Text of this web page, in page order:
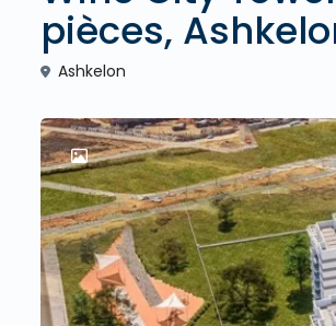
pièces,
Ashkelon